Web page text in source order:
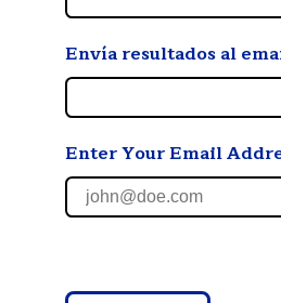
Envía resultados al
Enter Your Email